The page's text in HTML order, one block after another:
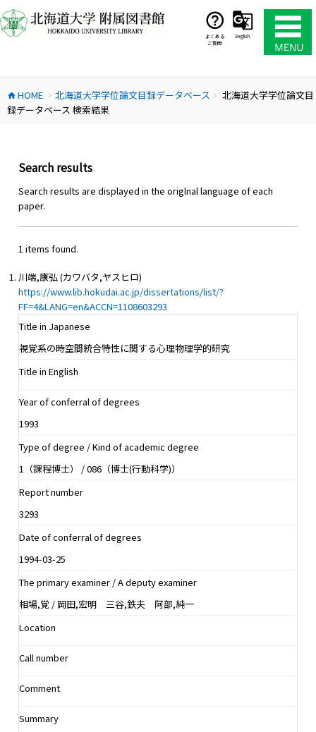
ン
テ
ス
キ
よくある
ご質問
English
home HOME chevron_right 北海道大学学位論文目録データベース chevron_right
北海道大学学位論文目
録データベース 検索結果
Search results
Search results are displayed in the origlnal language of each
paper.
1 items found.
川端,康弘 (カワバタ,ヤスヒロ)
https://www.lib.hokudai.ac.jp/dissertations/list/?
FF=4&LANG=en&ACCN=1108603293
Title in Japanese
視覚系の時空間統合特性に関する心理物理学的研究
Title in English
Year of conferral of degrees
1993
Type of degree / Kind of academic degree
1（課程博士） / 086（博士(行動科学)）
Report number
3293
Date of conferral of degrees
1994-03-25
The primary examiner / A deputy examiner
相場,覚 / 岡田,宏明 三谷,鉄夫 阿部,純一
Location
Call number
Comment
Summary